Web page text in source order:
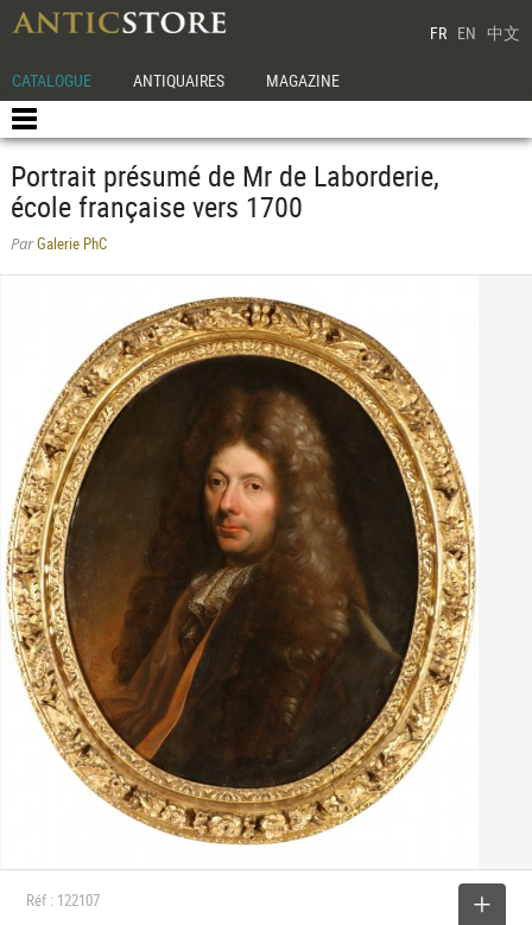
FR EN 中文
CATALOGUE ANTIQUAIRES MAGAZINE
Portrait présumé de Mr de Laborderie,
école française vers 1700
ParGalerie PhC
Réf : 122107